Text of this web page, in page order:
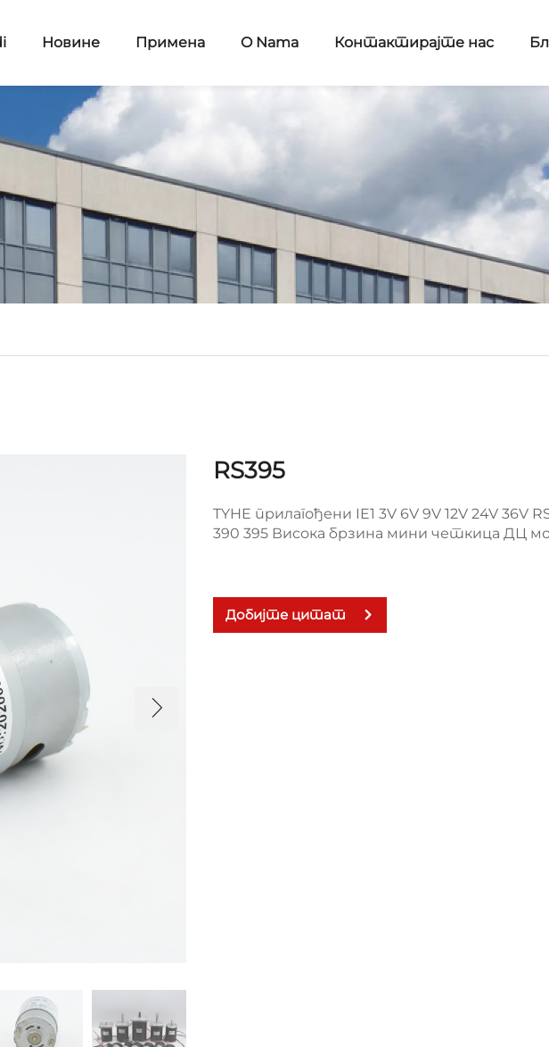
Новине Примена O Nama Контактирајте нас
RS395
TYHE прилагођени IE1 3V 6V 9V 12V 24V 36V
390 395 Висока брзина мини четкица ДЦ
Добијте цитат